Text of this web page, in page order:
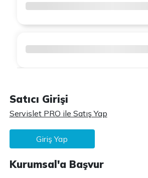
Satıcı Girişi
Servislet PRO ile Satış Yap
Giriş Yap
Kurumsal'a Başvur